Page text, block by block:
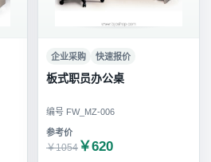
企业采购 快速报价
板式职员办公桌
编号 FW_MZ-006
￥1054 ￥620